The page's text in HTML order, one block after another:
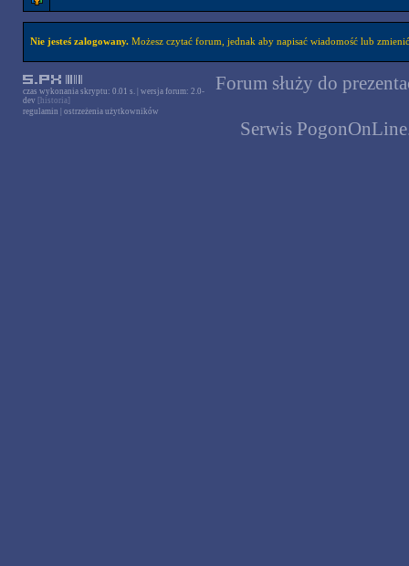
Nie jesteś zalogowany.Możesz czytać forum, jednak aby napisać wiadomość lub
czas wykonania skryptu: 0.01 s. | wersja forum: 2.0-
dev [historia]
regulamin
ostrzeżenia użytkowników
Forum służy do
Serwis